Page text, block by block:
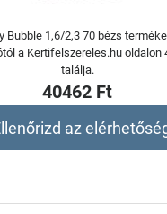
Bubble 1,6/2,3 70 bézs
a Kertifelszereles.hu oldalon
találja.
40462 Ft
az